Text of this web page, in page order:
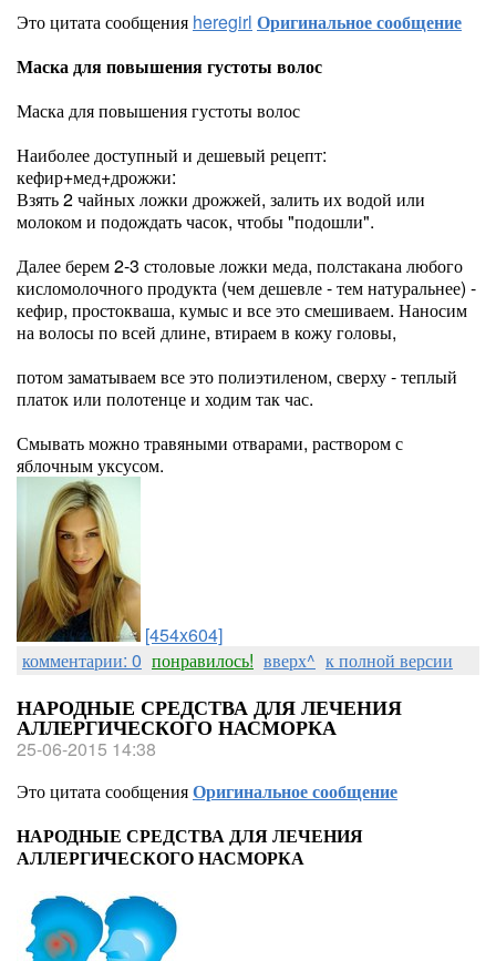
Это цитата сообщения heregirl Оригинальное сообщение
Маска для повышения густоты волос
Маска для повышения густоты волос
Наиболее доступный и дешевый рецепт:
кефир+мед+дрожжи:
Взять 2 чайных ложки дрожжей, залить их водой или
молоком и подождать часок, чтобы "подошли".
Далее берем 2-3 столовые ложки меда, полстакана любого
кисломолочного продукта (чем дешевле - тем натуральнее) -
кефир, простокваша, кумыс и все это смешиваем. Наносим
на волосы по всей длине, втираем в кожу головы,
потом заматываем все это полиэтиленом, сверху - теплый
платок или полотенце и ходим так час.
Смывать можно травяными отварами, раствором с
яблочным уксусом.
[454x604]
комментарии: 0 понравилось! вверх^ к полной версии
НАРОДНЫЕ СРЕДСТВА ДЛЯ ЛЕЧЕНИЯ
АЛЛЕРГИЧЕСКОГО НАСМОРКА
25-06-2015 14:38
Это цитата сообщенияОригинальное сообщение
НАРОДНЫЕ СРЕДСТВА ДЛЯ ЛЕЧЕНИЯ
АЛЛЕРГИЧЕСКОГО НАСМОРКА